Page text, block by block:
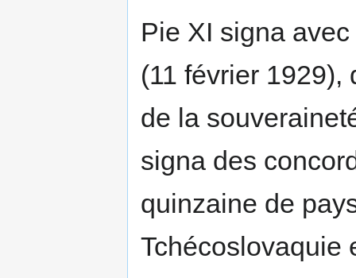
Pie XI signa
(11 février
de la
signa des
quinzaine de
Tchécoslovaquie